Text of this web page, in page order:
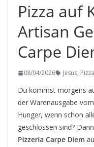
Pizza auf
Artisan
Carpe
08/04/2026 Jesus, Pizza
Du kommst morgens
der Warenausgabe vom
Hunger, wenn schon
geschlossen sind?
Pizzeria Carpe Diem